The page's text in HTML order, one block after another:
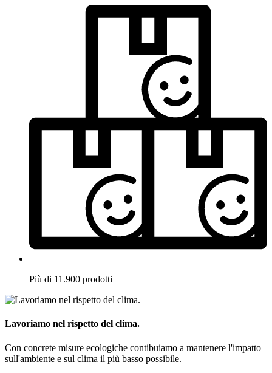
Più di 11.900 prodotti
Lavoriamo nel rispetto del clima.
Con concrete misure ecologiche contibuiamo a mantenere l'impatto
sull'ambiente e sul clima il più basso possibile.